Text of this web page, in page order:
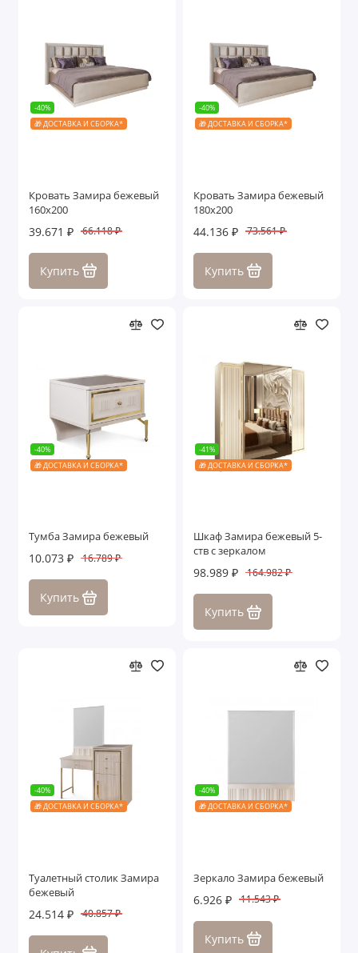
-40%
🎁 ДОСТАВКА И СБОРКА*
Кровать Замира бежевый
160x200
39.671 ₽ 66.118 ₽
Купить
-40%
🎁 ДОСТАВКА И СБОРКА*
Кровать Замира бежевый
180x200
44.136 ₽ 73.561 ₽
Купить
-40%
🎁 ДОСТАВКА И СБОРКА*
Тумба Замира бежевый
10.073 ₽ 16.789 ₽
Купить
-41%
🎁 ДОСТАВКА И СБОРКА*
Шкаф Замира бежевый 5-
ств с зеркалом
98.989 ₽ 164.982 ₽
Купить
-40%
🎁 ДОСТАВКА И СБОРКА*
Туалетный столик Замира
бежевый
24.514 ₽ 40.857 ₽
-40%
🎁 ДОСТАВКА И СБОРКА*
Зеркало Замира бежевый
6.926 ₽ 11.543 ₽
Купить